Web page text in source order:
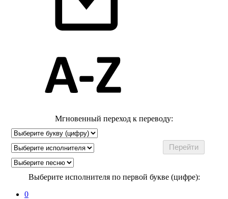
Мгновенный переход к переводу:
Выберите исполнителя по первой букве (цифре):
0